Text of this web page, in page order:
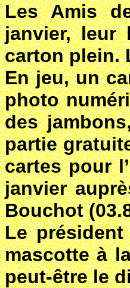
Les Amis
janvier, leur
carton plein.
En jeu, un
photo
des
partie
cartes pour
janvier
Bouchot
Le
mascotte à
peut-être le